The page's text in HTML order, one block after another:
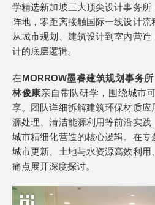
学精选新加坡三大顶尖设计事务
阵地，零距离接触国际一线设计流
从城市规划、建筑设计到室内营
计的底层逻辑。
在MORROW墨睿建筑规划事务
林俊康亲自带队研学，围绕城市
享。团队详细拆解建筑环保材质
源处理、清洁能源利用等前沿实
城市精细化营造的核心逻辑。在
城市更新、土地与水资源高效利
痛点展开深度探讨。